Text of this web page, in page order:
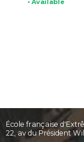
• Available
École française
22, av du Président